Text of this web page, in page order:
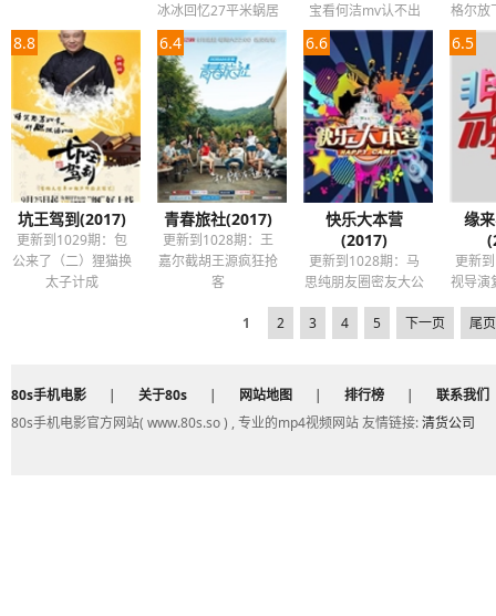
冰冰回忆27平米蜗居
童年
宝看何洁mv认不出
格尔放
8.8
坑王驾到(2017)
更新到1029期：包
公来了（二）狸猫换
太子计成
6.4
青春旅社(2017)
更新到1028期：王
嘉尔截胡王源疯狂抢
客
6.6
快乐大本营
(2017)
更新到1028期：马
思纯朋友圈密友大公
开
6.5
缘
更新
视导演
1 2 3 4 5 下一页 尾页
80s手机电影 | 关于80s | 网站地图 | 排行榜 |
联系我们
80s手机电影官方网站( www.80s.so ) , 专业的mp4视频网站 友情链接:清货公司